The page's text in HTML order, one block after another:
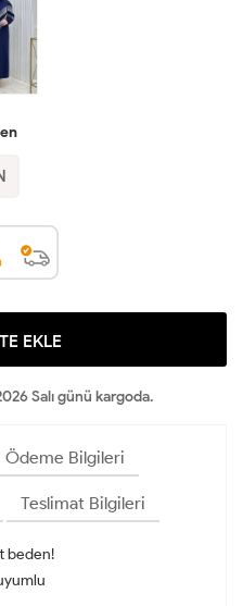
EKLE
Salı günü kargoda.
Ödeme Bilgileri
Teslimat Bilgileri
beden!